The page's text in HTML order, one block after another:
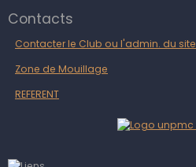
Contacts
Contacter le Club ou l'admin. du site
Zone de Mouillage
REFERENT